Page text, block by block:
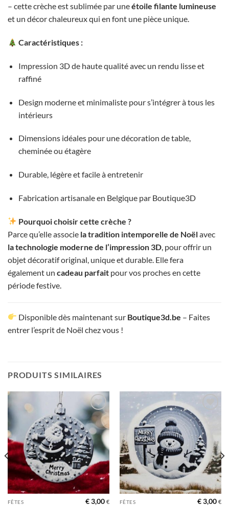
– cette crèche est sublimée par uneétoile filante lumineuse
et un décor chaleureux qui en font une pièce unique.
Caractéristiques :
Impression 3D de haute qualité avec un rendu lisse et
raffiné
Design moderne et minimaliste pour s’intégrer à tous les
intérieurs
Dimensions idéales pour une décoration de table,
cheminée ou étagère
Durable, légère et facile à entretenir
Fabrication artisanale en Belgique par Boutique3D
Pourquoi choisir cette crèche ?
Parce qu’elle associe la tradition intemporelle de Noëlavec
la technologie moderne de l’impression 3D , pour offrir un
objet décoratif original, unique et durable. Elle fera
également un cadeau parfait pour vos proches en cette
période festive.
Disponible dès maintenant sur Boutique3d.be – Faites
entrer l’esprit de Noël chez vous !
PRODUITS SIMILAIRES
Ajouter
à la liste
d’envies
FÊTES €3,00 €
Ajouter
à la liste
d’envies
FÊTES €3,00 €